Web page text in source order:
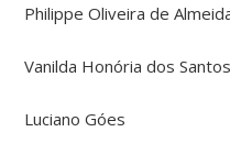
Philippe Oliveira de
Vanilda Honória dos Santos
Luciano Góes